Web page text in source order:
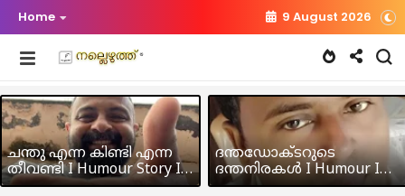
Home 9 August 2026
ചന്തു എന്ന കിണ്ടി എന്ന
തീവണ്ടി I Humour Story I
Rajeev Panicker
ദന്തഡോക്ടറുടെ
ദന്തനിരകൾ I Humour I
Hussain MK